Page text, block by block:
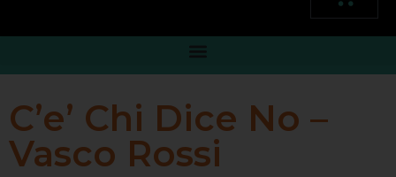
C’e’ Chi Dice No –
Vasco Rossi